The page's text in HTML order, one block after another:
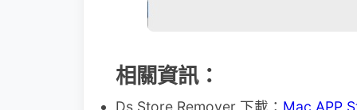
相關資訊：